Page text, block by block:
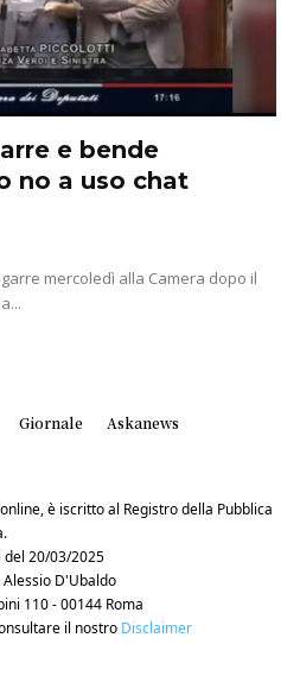
e bende
no a uso chat
mercoledì alla Camera dopo il
Giornale
Askanews
è iscritto al Registro della Pubblica
del 20/03/2025
D'Ubaldo
110 - 00144 Roma
il nostro Disclaimer